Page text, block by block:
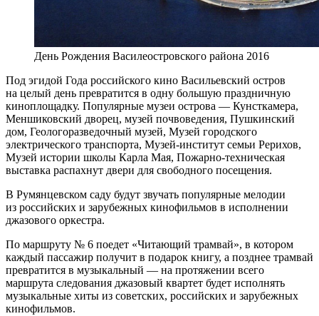
День Рождения Василеостровского района 2016
Под эгидой Года российского кино Васильевский остров
на целый день превратится в одну большую праздничную
киноплощадку. Популярные музеи острова — Кунсткамера,
Меншиковский дворец, музей почвоведения, Пушкинский
дом, Геологоразведочный музей, Музей городского
электрического транспорта, Музей-институт семьи Рерихов,
Музей истории школы Карла Мая, Пожарно-техническая
выставка распахнут двери для свободного посещения.
В Румянцевском саду будут звучать популярные мелодии
из российских и зарубежных кинофильмов в исполнении
джазового оркестра.
По маршруту № 6 поедет «Читающий трамвай», в котором
каждый пассажир получит в подарок книгу, а позднее трамвай
превратится в музыкальный — на протяжении всего
маршрута следования джазовый квартет будет исполнять
музыкальные хиты из советских, российских и зарубежных
кинофильмов.